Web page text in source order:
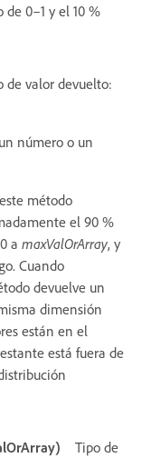
0–1 y el 10 %
de valor devuelto:
número o un
método
el 90 %
a maxValOrArray, y
Cuando
devuelve un
dimensión
están en el
está fuera de
Tipo de